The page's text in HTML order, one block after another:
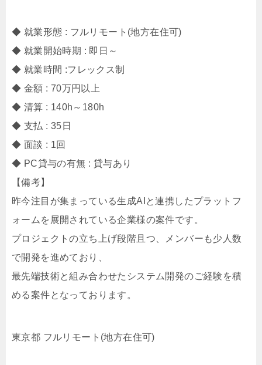
◆ 就業形態 : フルリモート(地方在住可)
◆ 就業開始時期 : 即日～
◆ 就業時間 :フレックス制
◆ 金額 : 70万円以上
◆ 清算 : 140h～180h
◆ 支払 : 35日
◆ 面談 : 1回
◆ PC貸与の有無 : 貸与あり
【備考】
昨今注目が集まっている生成AIと連携したプラットフ
ォームを展開されている企業様の案件です。
プロジェクトの立ち上げ段階且つ、メンバーも少人数
で開発を進めており、
最先端技術と組み合わせたシステム開発のご経験を積
める案件となっております。
東京都 フルリモート(地方在住可)